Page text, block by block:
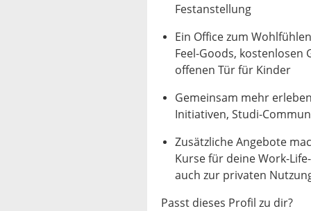
Festanstellung
Ein Office zum
Feel-Goods,
offenen Tür für Kinder
Gemeinsam mehr
Initiativen, Studi-
Zusätzliche Angebote
Kurse für deine Work-
auch zur privaten
Passt dieses Profil zu dir?